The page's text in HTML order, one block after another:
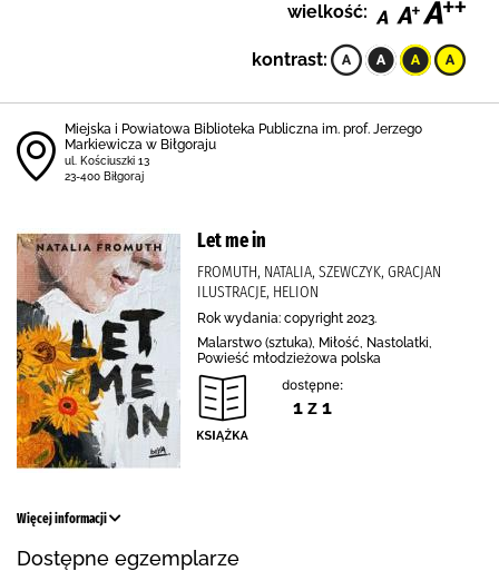
wielkość:
kontrast:
Miejska i Powiatowa Biblioteka Publiczna im. prof. Jerzego
Markiewicza w Biłgoraju
ul. Kościuszki 13
23-400 Biłgoraj
Let me in
FROMUTH, NATALIA, SZEWCZYK, GRACJAN
ILUSTRACJE, HELION
Rok wydania: copyright 2023.
Malarstwo (sztuka), Miłość, Nastolatki,
Powieść młodzieżowa polska
dostępne:
1 z 1
Więcej informacji
Dostępne egzemplarze